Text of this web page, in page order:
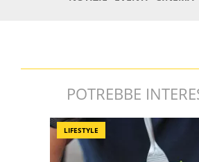
POTREBBE
LIFESTYLE